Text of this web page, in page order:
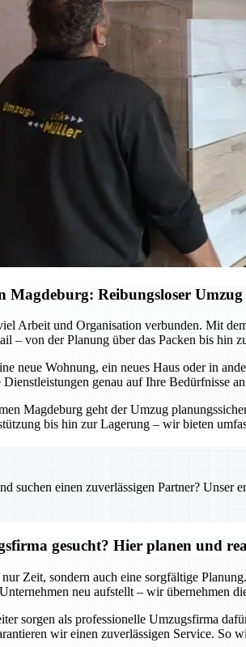
Magdeburg: Reibungsloser
Arbeit und Organisation verbunden. Mit
– von der Planung über das Packen bis hin
neue Wohnung, ein neues Haus oder in
Dienstleistungen genau auf Ihre Bedürfnisse
Magdeburg geht der Umzug
bis hin zur Lagerung – wir bieten
suchen einen zuverlässigen Partner?
gesucht? Hier planen und
Zeit, sondern auch eine sorgfältige
neu aufstellt – wir übernehmen
sorgen als professionelle Umzugsfirma
wir einen zuverlässigen Service. So